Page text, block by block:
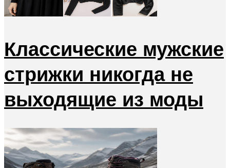
Классические мужские
стрижки никогда не
выходящие из моды